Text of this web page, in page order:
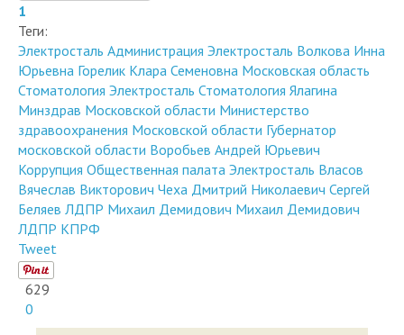
1
Теги:
Электросталь Администрация Электросталь Волкова Инна
Юрьевна Горелик Клара Семеновна Московская область
Стоматология Электросталь Стоматология Ялагина
Минздрав Московской области Министерство
здравоохранения Московской области Губернатор
московской области Воробьев Андрей Юрьевич
Коррупция Общественная палата Электросталь Власов
Вячеслав Викторович Чеха Дмитрий Николаевич Сергей
Беляев ЛДПР Михаил Демидович Михаил Демидович
ЛДПР КПРФ
Tweet
629
0